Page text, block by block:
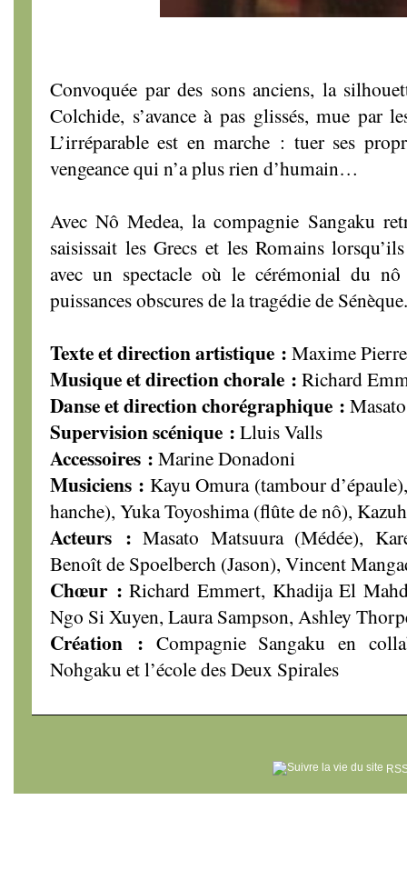
Convoquée par des sons anciens, la
Colchide, s’avance à pas glissés, mue par
L’irréparable est en marche : tuer ses
vengeance qui n’a plus rien d’humain…
Avec Nô Medea, la compagnie Sangaku
saisissait les Grecs et les Romains
avec un spectacle où le cérémonial du
puissances obscures de la tragédie de Sénèque.
Texte et direction artistique : Maxime Pierre
Musique et direction chorale : Richard
Danse et direction chorégraphique :
Supervision scénique : Lluis Valls
Accessoires : Marine Donadoni
Musiciens : Kayu Omura (tambour
hanche), Yuka Toyoshima (flûte de nô),
Acteurs :Masato Matsuura (Médée),
Benoît de Spoelberch (Jason), Vincent
Chœur : Richard Emmert, Khadija El
Ngo Si Xuyen, Laura Sampson, Ashley
Création : Compagnie Sangaku en
Nohgaku et l’école des Deux Spirales